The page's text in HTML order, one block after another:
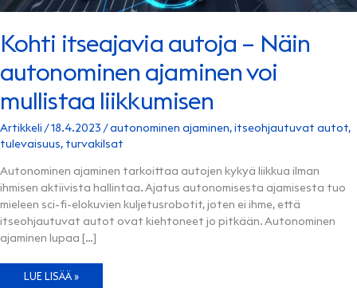
Kohti itseajavia autoja – Näin
autonominen ajaminen voi
mullistaa liikkumisen
Artikkeli /18.4.2023 /autonominen ajaminen,itseohjautuvat autot,
tulevaisuus, turvakilsat
Autonominen ajaminen tarkoittaa autojen kykyä liikkua ilman
ihmisen aktiivista hallintaa. Ajatus autonomisesta ajamisesta tuo
mieleen sci-fi-elokuvien kuljetusrobotit, joten ei ihme, että
itseohjautuvat autot ovat kiehtoneet jo pitkään. Autonominen
ajaminen lupaa […]
KOHTI
LUE LISÄÄ »